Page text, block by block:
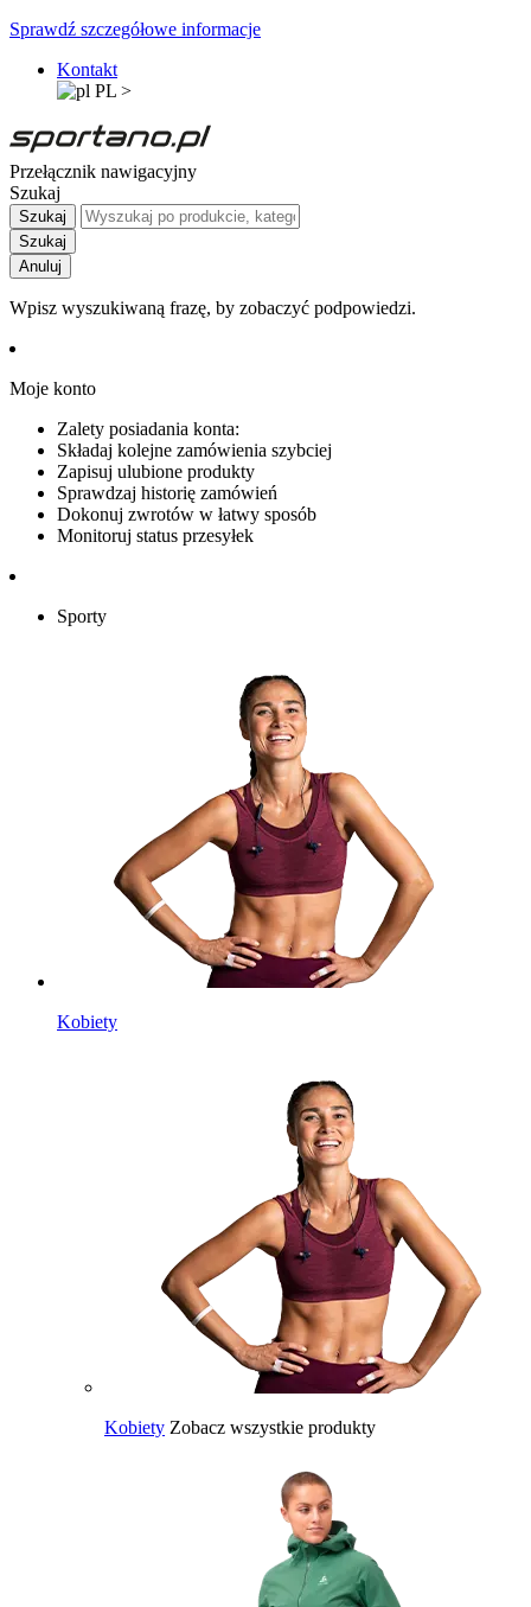
Sprawdź szczegółowe informacje
Kontakt
PL >
Przełącznik nawigacyjny
Szukaj
Szukaj
Szukaj
Anuluj
Wpisz wyszukiwaną frazę, by zobaczyć podpowiedzi.
Moje konto
Zalety posiadania konta:
Składaj kolejne zamówienia szybciej
Zapisuj ulubione produkty
Sprawdzaj historię zamówień
Dokonuj zwrotów w łatwy sposób
Monitoruj status przesyłek
Sporty
Kobiety
Kobiety Zobacz wszystkie produkty